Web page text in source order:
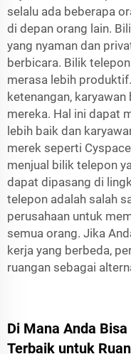
selalu ada beberapa
di depan orang lain.
yang nyaman dan
berbicara. Bilik
merasa lebih
ketenangan,
mereka. Hal ini dapat
lebih baik dan
merek seperti
menjual bilik telepon
dapat dipasang di
telepon adalah salah
perusahaan untuk
semua orang. Jika
kerja yang berbeda,
ruangan sebagai
Di Mana Anda
Terbaik untuk